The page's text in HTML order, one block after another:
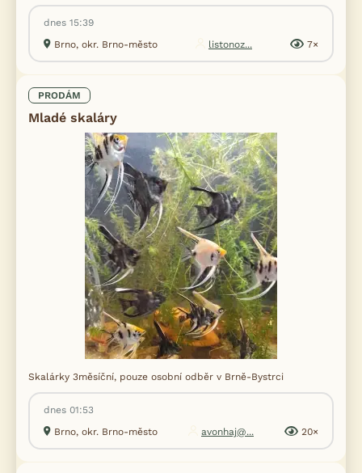
dnes 15:39
Brno, okr. Brno-město
listonoz... 7×
PRODÁM
Mladé skaláry
Skalárky 3měsíční, pouze osobní odběr v Brně-Bystrci
dnes 01:53
Brno, okr. Brno-město
avonhaj@... 20×